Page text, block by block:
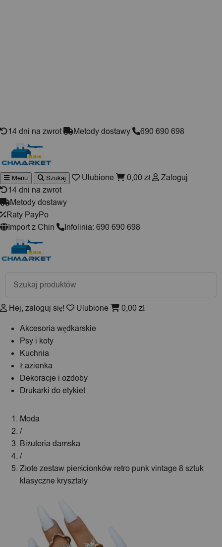
14 dni na zwrot Metody dostawy 690 690 698
Wyszukiwarka
produktów
Menu Szukaj Ulubione 0,00 zł
Zaloguj
14 dni na zwrot
Metody dostawy
Raty PayPo
Import z Chin
Infolinia: 690 690 698
Wyszukiwarka
produktów
Hej, zaloguj się! Ulubione 0,00 zł
Akcesoria wędkarskie
Psy i koty
Kuchnia
Łazienka
Dekoracje i ozdoby
Drukarki do etykiet
Moda
/
Biżuteria damska
/
Złote zestaw pierścionków retro punk vintage 8 sztuk
klasyczne kryształy